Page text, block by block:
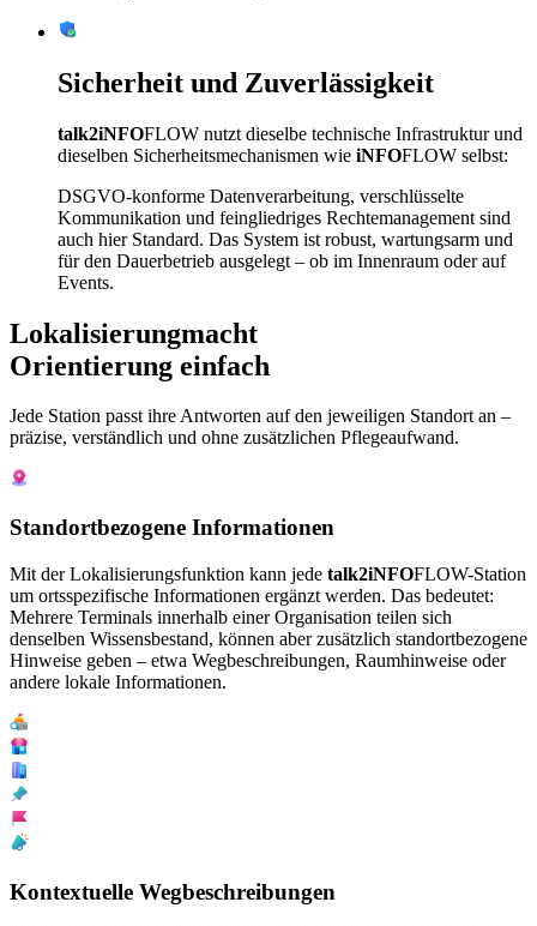
Sicherheit und Zuverlässigkeit
talk2iNFOFLOW nutzt dieselbe technische Infrastruktur und
dieselben Sicherheitsmechanismen wie iNFOFLOW selbst:
DSGVO-konforme Datenverarbeitung, verschlüsselte
Kommunikation und feingliedriges Rechtemanagement sind
auch hier Standard. Das System ist robust, wartungsarm und
für den Dauerbetrieb ausgelegt – ob im Innenraum oder auf
Events.
Lokalisierungmacht
Orientierung einfach
Jede Station passt ihre Antworten auf den jeweiligen Standort an –
präzise, verständlich und ohne zusätzlichen Pflegeaufwand.
Standortbezogene Informationen
Mit der Lokalisierungsfunktion kann jede talk2iNFOFLOW-Station
um ortsspezifische Informationen ergänzt werden. Das bedeutet:
Mehrere Terminals innerhalb einer Organisation teilen sich
denselben Wissensbestand, können aber zusätzlich standortbezogene
Hinweise geben – etwa Wegbeschreibungen, Raumhinweise oder
andere lokale Informationen.
Kontextuelle Wegbeschreibungen